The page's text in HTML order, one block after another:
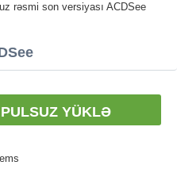
rəsmi son versiyası ACDSee
PULSUZ YÜKLƏ